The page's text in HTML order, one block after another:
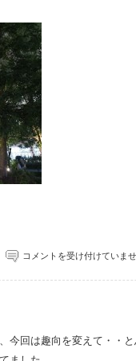
コメントを受け付けていま
今回は趣向を変えて・・